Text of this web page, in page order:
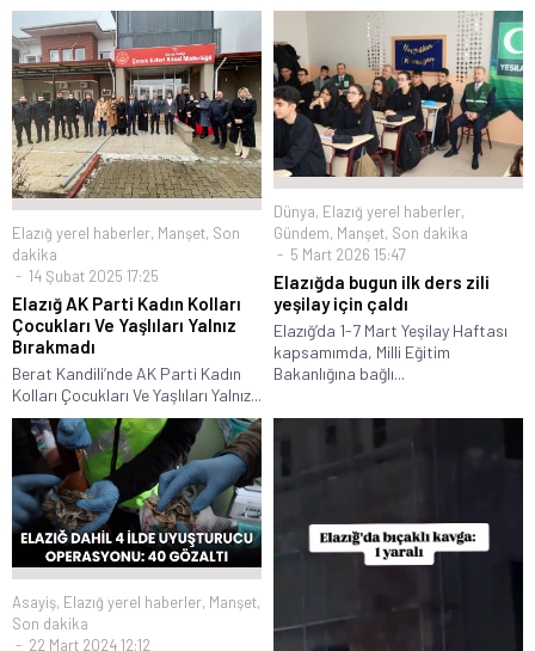
Elazığ yerel haberler, Manşet, Son
dakika
14 Şubat 2025 17:25
Elazığ AK Parti Kadın Kolları
Çocukları Ve Yaşlıları Yalnız
Bırakmadı
Berat Kandili’nde AK Parti Kadın
Kolları Çocukları Ve Yaşlıları Yalnız...
Dünya, Elazığ yerel haberler,
Gündem, Manşet, Son dakika
5 Mart 2026 15:47
Elazığda bugun ilk ders zili
yeşilay için çaldı
Elazığ’da 1-7 Mart Yeşilay Haftası
kapsamımda, Milli Eğitim
Bakanlığına bağlı...
Asayiş, Elazığ yerel haberler, Manşet,
Son dakika
22 Mart 2024 12:12